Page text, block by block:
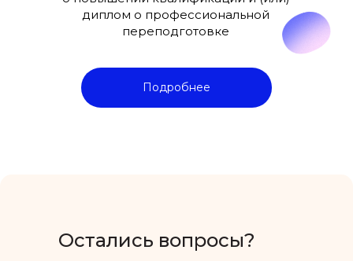
диплом о профессиональной
переподготовке
Подробнее
Остались вопросы?